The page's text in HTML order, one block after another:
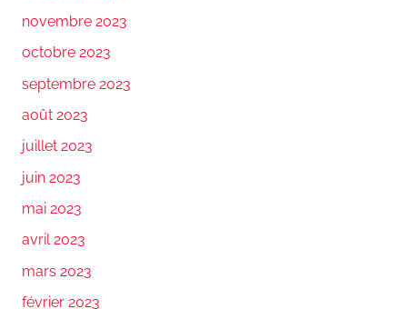
novembre 2023
octobre 2023
septembre 2023
août 2023
juillet 2023
juin 2023
mai 2023
avril 2023
mars 2023
février 2023